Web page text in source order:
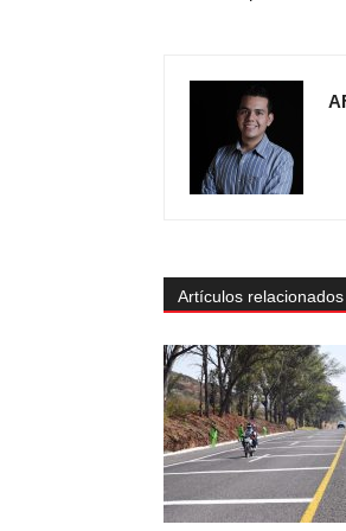
Artículos relacionados